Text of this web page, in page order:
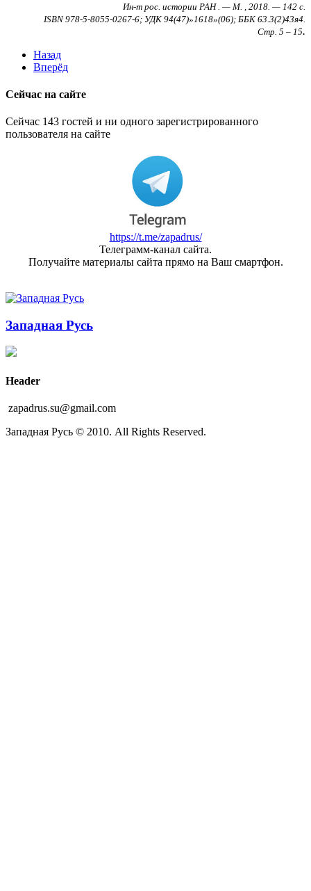
Ин-т рос. истории РАН . — М. , 2018. — 142 с.
ISBN 978-5-8055-0267-6; УДК 94(47)»1618»(06); ББК 63.3(2)43я4.
Стр. 5 – 15.
Назад
Вперёд
Сейчас на сайте
Сейчас 143 гостей и ни одного зарегистрированного
пользователя на сайте
https://t.me/zapadrus/
Телеграмм-канал сайта.
Получайте материалы сайта прямо на Ваш смартфон.
Западная Русь
Header
zapadrus.su@gmail.com
Западная Русь © 2010. All Rights Reserved.